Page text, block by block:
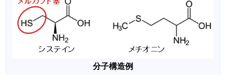
分子構造例